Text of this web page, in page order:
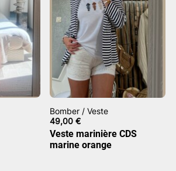
Bomber / Veste
49,00€
Veste marinière CDS
marine orange